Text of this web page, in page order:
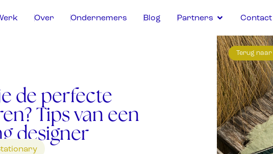
Over Ondernemers Blog Partners Contact
de perfecte
Tips van een
designer
Terug naar